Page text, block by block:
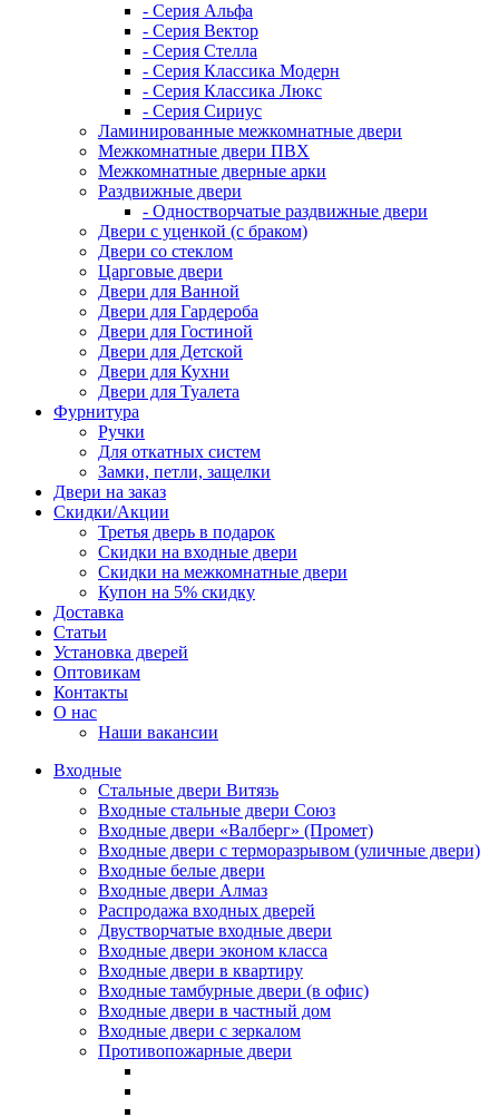
- Серия Альфа
- Серия Вектор
- Серия Стелла
- Серия Классика Модерн
- Серия Классика Люкс
- Серия Сириус
Ламинированные межкомнатные двери
Межкомнатные двери ПВХ
Межкомнатные дверные арки
Раздвижные двери
- Одностворчатые раздвижные двери
Двери с уценкой (с браком)
Двери со стеклом
Царговые двери
Двери для Ванной
Двери для Гардероба
Двери для Гостиной
Двери для Детской
Двери для Кухни
Двери для Туалета
Фурнитура
Ручки
Для откатных систем
Замки, петли, защелки
Двери на заказ
Скидки/Акции
Третья дверь в подарок
Скидки на входные двери
Скидки на межкомнатные двери
Купон на 5% скидку
Доставка
Статьи
Установка дверей
Оптовикам
Контакты
О нас
Наши вакансии
Входные
Стальные двери Витязь
Входные стальные двери Союз
Входные двери «Валберг» (Промет)
Входные двери с терморазрывом (уличные двери)
Входные белые двери
Входные двери Алмаз
Распродажа входных дверей
Двустворчатые входные двери
Входные двери эконом класса
Входные двери в квартиру
Входные тамбурные двери (в офис)
Входные двери в частный дом
Входные двери с зеркалом
Противопожарные двери